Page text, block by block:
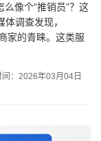
像个“推销员”？这
调查发现，
家的青睐。这类服
间：2026年03月04日